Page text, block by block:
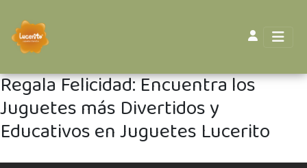
Regala Felicidad: Encuentra los
Juguetes más Divertidos y
Educativos en Juguetes Lucerito